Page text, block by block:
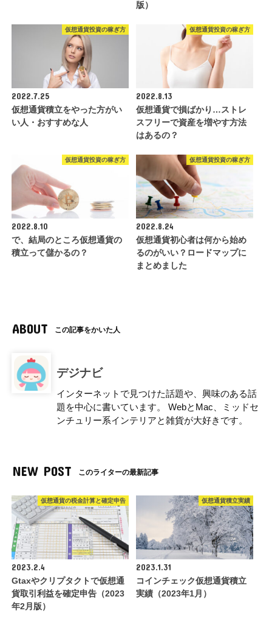
版）
仮想通貨投資の稼ぎ方
2022.7.25
仮想通貨積立をやった方がい
い人・おすすめな人
仮想通貨投資の稼ぎ方
2022.8.13
仮想通貨で損ばかり…ストレ
スフリーで資産を増やす方法
はあるの？
仮想通貨投資の稼ぎ方
2022.8.10
で、結局のところ仮想通貨の
積立って儲かるの？
仮想通貨投資の稼ぎ方
2022.8.24
仮想通貨初心者は何から始め
るのがいい？ロードマップに
まとめました
ABOUT この記事をかいた人
デジナビ
インターネットで見つけた話題や、興味のある話
題を中心に書いています。 WebとMac、ミッドセ
ンチュリー系インテリアと雑貨が大好きです。
NEW POST このライターの最新記事
仮想通貨の税金計算と確定申告
2023.2.4
Gtaxやクリプタクトで仮想通
貨取引利益を確定申告（2023
年2月版）
仮想通貨積立実績
2023.1.31
コインチェック仮想通貨積立
実績（2023年1月）